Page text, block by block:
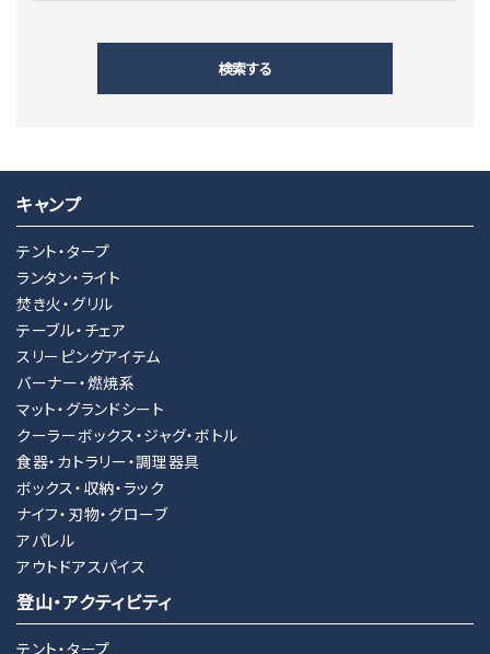
検索する
キーワード
カテゴリー
キャンプ
テント・タープ
ランタン・ライト
焚き火・グリル
テーブル・チェア
スリーピングアイテム
バーナー・燃焼系
マット・グランドシート
クーラーボックス・ジャグ・ボトル
食器・カトラリー・調理器具
ボックス・収納・ラック
ナイフ・刃物・グローブ
アパレル
アウトドアスパイス
登山・アクティビティ
テント・タープ